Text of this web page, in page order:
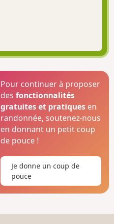
Pour continuer à proposer
desfonctionnalités
gratuites et pratiques en
randonnée, soutenez-nous
en donnant un petit coup
de pouce !
Je donne un coup de
pouce